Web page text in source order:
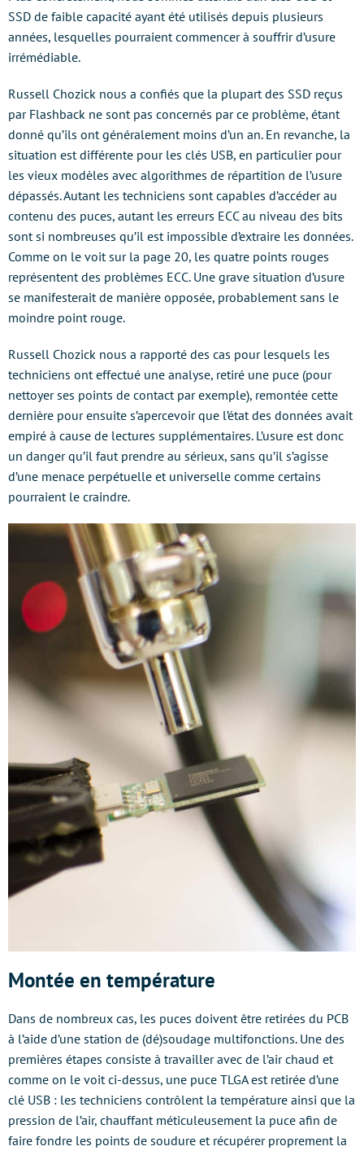
SSD de faible capacité ayant été utilisés depuis plusieurs
années, lesquelles pourraient commencer à souffrir d’usure
irrémédiable.
Russell Chozick nous a confiés que la plupart des SSD reçus
par Flashback ne sont pas concernés par ce problème, étant
donné qu’ils ont généralement moins d’un an. En revanche, la
situation est différente pour les clés USB, en particulier pour
les vieux modèles avec algorithmes de répartition de l’usure
dépassés. Autant les techniciens sont capables d’accéder au
contenu des puces, autant les erreurs ECC au niveau des bits
sont si nombreuses qu’il est impossible d’extraire les données.
Comme on le voit sur la page 20, les quatre points rouges
représentent des problèmes ECC. Une grave situation d’usure
se manifesterait de manière opposée, probablement sans le
moindre point rouge.
Russell Chozick nous a rapporté des cas pour lesquels les
techniciens ont effectué une analyse, retiré une puce (pour
nettoyer ses points de contact par exemple), remontée cette
dernière pour ensuite s’apercevoir que l’état des données avait
empiré à cause de lectures supplémentaires. L’usure est donc
un danger qu’il faut prendre au sérieux, sans qu’il s’agisse
d’une menace perpétuelle et universelle comme certains
pourraient le craindre.
Montée en température
Dans de nombreux cas, les puces doivent être retirées du PCB
à l’aide d’une station de (dé)soudage multifonctions. Une des
premières étapes consiste à travailler avec de l’air chaud et
comme on le voit ci-dessus, une puce TLGA est retirée d’une
clé USB : les techniciens contrôlent la température ainsi que la
pression de l’air, chauffant méticuleusement la puce afin de
faire fondre les points de soudure et récupérer proprement la